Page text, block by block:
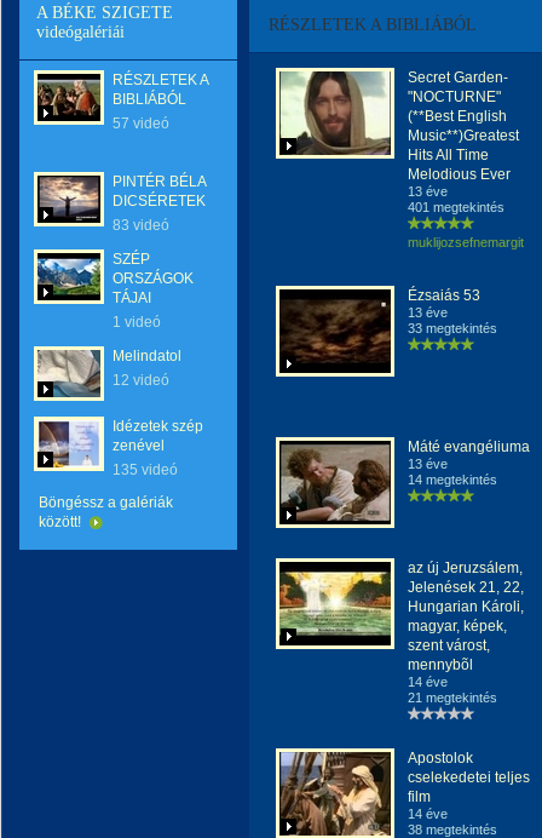
A BÉKE SZIGETE
videógalériái
RÉSZLETEK A
BIBLIÁBÓL
57 videó
PINTÉR BÉLA
DICSÉRETEK
83 videó
SZÉP
ORSZÁGOK
TÁJAI
1 videó
Melindatol
12 videó
Idézetek szép
zenével
135 videó
Böngéssz a galériák
között!
RÉSZLETEK A BIBLIÁBÓL
Secret Garden-
"NOCTURNE"
(**Best English
Music**)Greatest
Hits All Time
Melodious Ever
13 éve
401 megtekintés
muklijozsefnemargit
Ézsaiás 53
13 éve
33 megtekintés
Máté evangéliuma
13 éve
14 megtekintés
az új Jeruzsálem,
Jelenések 21, 22,
Hungarian Károli,
magyar, képek,
szent várost,
mennybõl
14 éve
21 megtekintés
Apostolok
cselekedetei teljes
film
14 éve
38 megtekintés